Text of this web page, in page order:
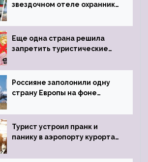
звездочном отеле охранник
пистолета
Еще одна страна решила
запретить туристические
Россияне заполонили одну
страну Европы на фоне
виз
Турист устроил пранк и
панику в аэропорту курорта,
задержке рейса